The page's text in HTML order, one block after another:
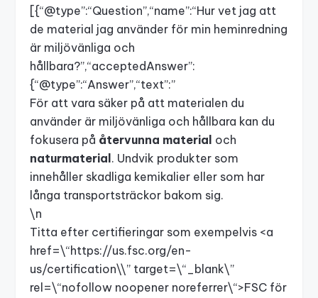
[{“@type”:“Question”,“name”:“Hur vet jag att
de material jag använder för min heminredning
är miljövänliga och
hållbara?”,“acceptedAnswer”:
{“@type”:“Answer”,“text”:”
För att vara säker på att materialen du
använder är miljövänliga och hållbara kan du
fokusera på återvunna material och
naturmaterial . Undvik produkter som
innehåller skadliga kemikalier eller som har
långa transportsträckor bakom sig.
\n
Titta efter certifieringar som exempelvis <a
href=\“https://us.fsc.org/en-
us/certification\\” target=\“_blank\”
rel=\“nofollow noopener noreferrer\“>FSC för